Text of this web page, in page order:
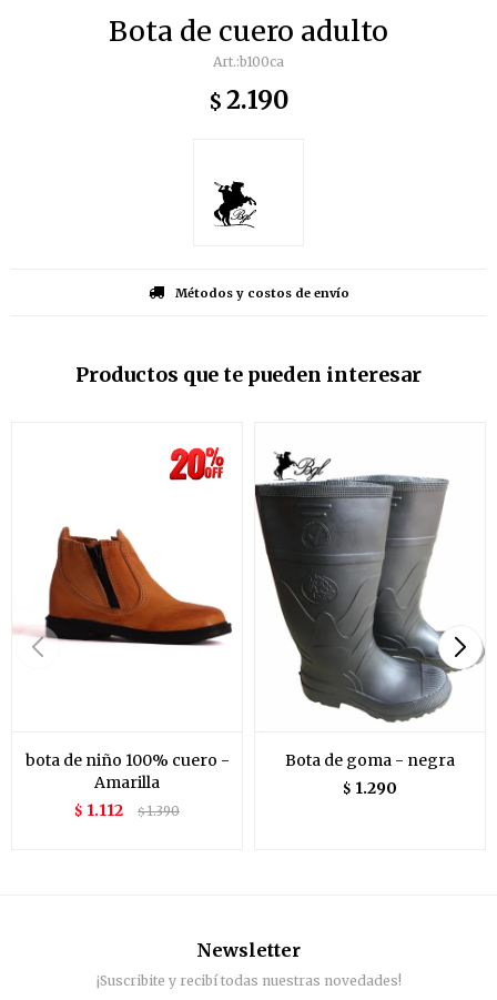
Bota de cuero adulto
b100ca
$ 2.190
Métodos y costos de envío
Productos que te pueden interesar
bota de niño 100% cuero -
Amarilla
$ 1.112 $1.390
Bota de goma - negra
$ 1.290
Newsletter
¡Suscribite y recibí todas nuestras novedades!